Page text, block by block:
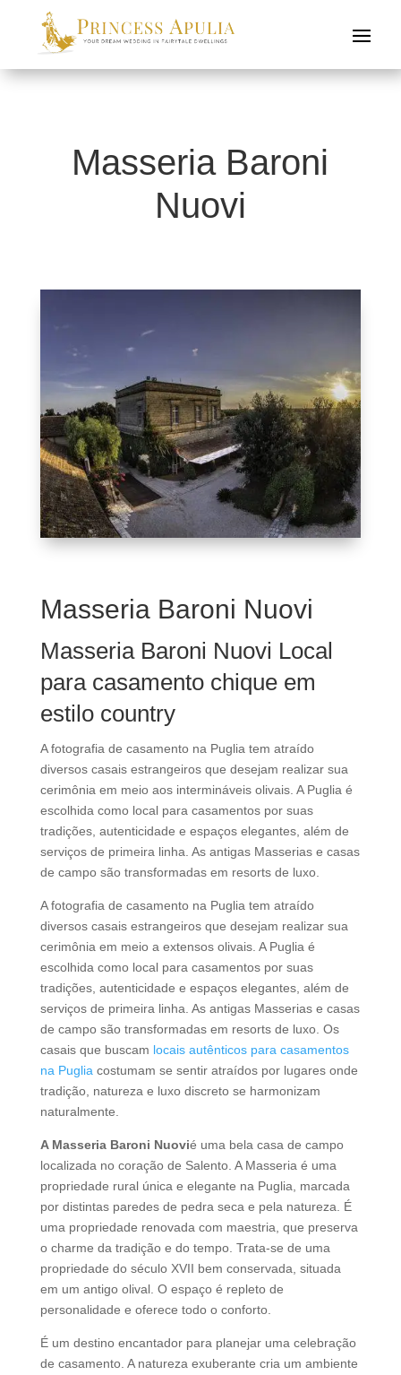
Masseria Baroni
Nuovi
Masseria Baroni Nuovi
Masseria Baroni Nuovi Local
para casamento chique em
estilo country
A fotografia de casamento na Puglia tem atraído
diversos casais estrangeiros que desejam realizar sua
cerimônia em meio aos intermináveis ​​olivais. A Puglia é
escolhida como local para casamentos por suas
tradições, autenticidade e espaços elegantes, além de
serviços de primeira linha. As antigas Masserias e casas
de campo são transformadas em resorts de luxo.
A fotografia de casamento na Puglia tem atraído
diversos casais estrangeiros que desejam realizar sua
cerimônia em meio a extensos olivais. A Puglia é
escolhida como local para casamentos por suas
tradições, autenticidade e espaços elegantes, além de
serviços de primeira linha. As antigas Masserias e casas
de campo são transformadas em resorts de luxo. Os
casais que buscam locais autênticos para casamentos
na Puglia costumam se sentir atraídos por lugares onde
tradição, natureza e luxo discreto se harmonizam
naturalmente.
A Masseria Baroni Nuovié uma bela casa de campo
localizada no coração de Salento. A Masseria é uma
propriedade rural única e elegante na Puglia, marcada
por distintas paredes de pedra seca e pela natureza. É
uma propriedade renovada com maestria, que preserva
o charme da tradição e do tempo. Trata-se de uma
propriedade do século XVII bem conservada, situada
em um antigo olival. O espaço é repleto de
personalidade e oferece todo o conforto.
É um destino encantador para planejar uma celebração
de casamento. A natureza exuberante cria um ambiente